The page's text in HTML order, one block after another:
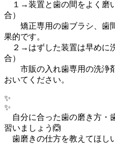
１→装置と歯の間をよく磨
合）
矯正専用の歯ブラシ、歯
果的です。
２→はずした装置は早めに
合）
市販の入れ歯専用の洗浄
おいてください。
✨
自分に合った歯の磨き方・
習いましょう🙆
歯磨きの仕方を教えてほし